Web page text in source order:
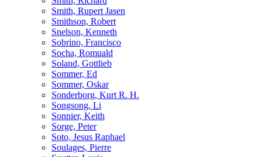
Smith, Rupert Jasen
Smithson, Robert
Snelson, Kenneth
Sobrino, Francisco
Socha, Romuald
Soland, Gottlieb
Sommer, Ed
Sommer, Oskar
Sonderborg, Kurt R. H.
Songsong, Li
Sonnier, Keith
Sorge, Peter
Soto, Jesus Raphael
Soulages, Pierre